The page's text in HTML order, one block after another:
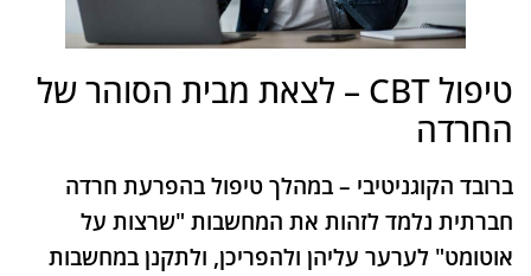
טיפול CBT – לצאת מבית הסוהר של
החרדה
ברובד הקוגניטיבי – במהלך טיפול בהפרעת חרדה
חברתית נלמד לזהות את המחשבות "שרצות על
אוטומט" לערער עליהן ולהפריכן, ולתקנן במחשבות